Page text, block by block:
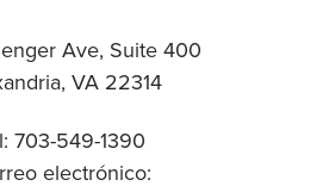
Ave, Suite 400
VA 22314
703-549-1390
electrónico: